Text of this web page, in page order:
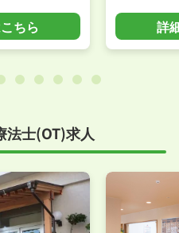
ちら 詳
法士(OT)求人